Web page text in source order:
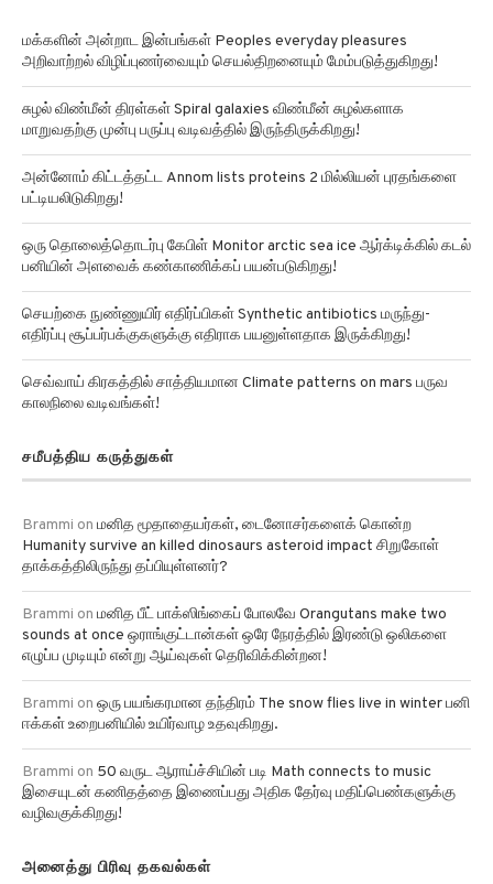
அறிவாற்றல் விழிப்புணர்வையும் செயல்திறனையும் மேம்படுத்துகிறது!
சுழல் விண்மீன் திரள்கள் Spiral galaxies விண்மீன் சுழல்களாக
மாறுவதற்கு முன்பு பருப்பு வடிவத்தில் இருந்திருக்கிறது!
அன்னோம் கிட்டத்தட்ட Annom lists proteins 2 மில்லியன் புரதங்களை
பட்டியலிடுகிறது!
ஒரு தொலைத்தொடர்பு கேபிள் Monitor arctic sea ice ஆர்க்டிக்கில் கடல்
பனியின் அளவைக் கண்காணிக்கப் பயன்படுகிறது!
செயற்கை நுண்ணுயிர் எதிர்ப்பிகள் Synthetic antibiotics மருந்து-
எதிர்ப்பு சூப்பர்பக்குகளுக்கு எதிராக பயனுள்ளதாக இருக்கிறது!
செவ்வாய் கிரகத்தில் சாத்தியமான Climate patterns on mars பருவ
காலநிலை வடிவங்கள்!
Humanity survive an killed dinosaurs asteroid impact சிறுகோள்
தாக்கத்திலிருந்து தப்பியுள்ளனர்?
Brammionமனித பீட் பாக்ஸிங்கைப் போலவே Orangutans make two
sounds at once ஒராங்குட்டான்கள் ஒரே நேரத்தில் இரண்டு ஒலிகளை
எழுப்ப முடியும் என்று ஆய்வுகள் தெரிவிக்கின்றன!
Brammionஒரு பயங்கரமான தந்திரம் The snow flies live in winter பனி
ஈக்கள் உறைபனியில் உயிர்வாழ உதவுகிறது.
Brammion50 வருட ஆராய்ச்சியின் படி Math connects to music
இசையுடன் கணிதத்தை இணைப்பது அதிக தேர்வு மதிப்பெண்களுக்கு
வழிவகுக்கிறது!